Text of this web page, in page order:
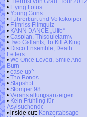
• "Herrbst von Grau" Tour 2012
• Flying Lotus
• Young Guns
• Führerbart und Volkskörper
• Filmriss Filmquiz
• KANN DANCE „Ulfo“
• Caspian, Thisquietarmy
• Two Gallants, To Kill A King
• Disco Ensemble, Death
Letters
• We Once Loved, Smile And
Burn
• ease up^
• The Bones
• Slapshot
• Stomper 98
• Veranstaltungsanzeigen
• Kein Frühling für
Asylsuchende
• inside out: Konzertabsage